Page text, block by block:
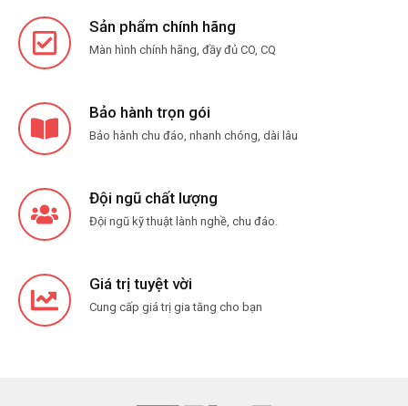
Sản phẩm chính hãng
Màn hình chính hãng, đầy đủ CO, CQ
Bảo hành trọn gói
Bảo hành chu đáo, nhanh chóng, dài lâu
Đội ngũ chất lượng
Đội ngũ kỹ thuật lành nghề, chu đáo.
Giá trị tuyệt vời
Cung cấp giá trị gia tăng cho bạn